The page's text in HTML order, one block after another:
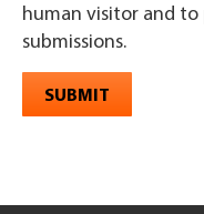
human visitor and
submissions.
SUBMIT